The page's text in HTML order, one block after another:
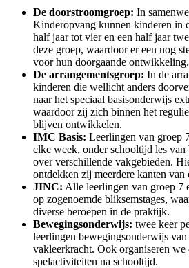
De doorstroomgroep: In
Kinderopvang kunnen kinderen in
half jaar tot vier en een half jaar
deze groep, waardoor er een nog
voor hun doorgaande ontwikkeling.
De arrangementsgroep: In de
kinderen die wellicht anders
naar het speciaal basisonderwijs
waardoor zij zich binnen het
blijven ontwikkelen.
IMC Basis: Leerlingen van groep
elke week, onder schooltijd les van
over verschillende vakgebieden.
ontdekken zij meerdere kanten van
JINC: Alle leerlingen van groep 7
op zogenoemde bliksemstages,
diverse beroepen in de praktijk.
Bewegingsonderwijs: twee keer
leerlingen bewegingsonderwijs van
vakleerkracht. Ook organiseren we
spelactiviteiten na schooltijd.